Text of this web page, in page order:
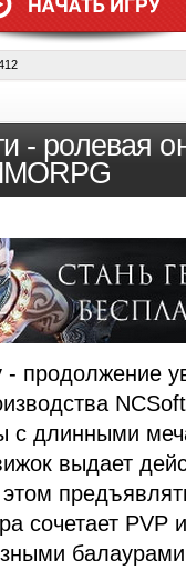
- ролевая
продолжение
с длинными
выдает
сочетает PVP